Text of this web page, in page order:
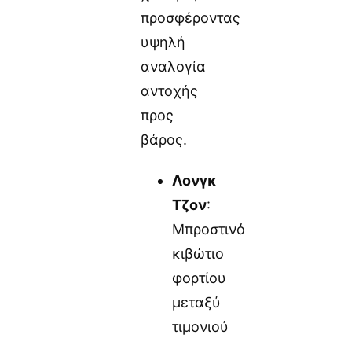
προσφέροντας
υψηλή
αναλογία
αντοχής
προς
βάρος.
Λονγκ
Τζον:
Μπροστινό
κιβώτιο
φορτίου
μεταξύ
τιμονιού